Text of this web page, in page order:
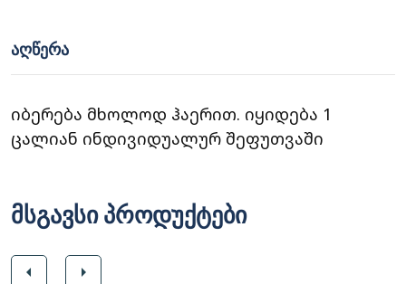
ᲐᲦᲬᲔᲠᲐ
იბერება მხოლოდ ჰაერით. იყიდება 1
ცალიან ინდივიდუალურ შეფუთვაში
მსგავსი პროდუქტები
arrow_left arrow_right